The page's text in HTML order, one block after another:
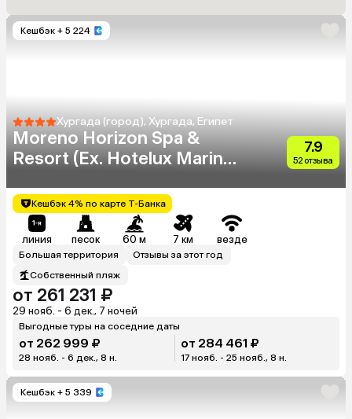
Кешбэк + 5 224
Хургада (город), Хургада, Египет
Moreno Horizon Spa &
Resort (Ex. Hotelux Marina
7.9
52 отзыва
Кешбэк 4% по карте Т-Банка
линия песок 60 м 7 км везде
Большая территория
Отзывы за этот год
Собственный пляж
от 261 231 ₽
29 нояб. - 6 дек., 7 ночей
Выгодные туры на соседние даты
от 262 999 ₽
28 нояб. - 6 дек., 8 н.
от 284 461 ₽
17 нояб. - 25 нояб., 8 н.
Кешбэк + 5 339